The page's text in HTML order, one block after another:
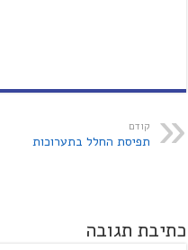
קודם
תפיסת החלל בתערוכות
כתיבת תגובה